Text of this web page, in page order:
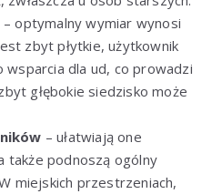
– optymalny wymiar wynosi
zbyt płytkie, użytkownik
wsparcia dla ud, co prowadzi
głębokie siedzisko może
– ułatwiają one
także podnoszą ogólny
miejskich przestrzeniach,